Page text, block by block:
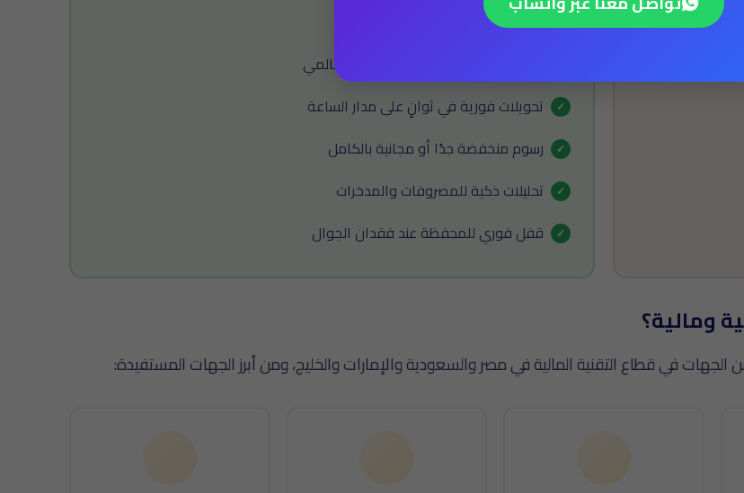
محفظتك الرقمية معنا
كل أموالك في جوالك بأمان تشفير عالمي
تحويلات فورية في ثوانٍ على مدار الساعة
رسوم منخفضة جدًا أو مجانية بالكامل
تحليلات ذكية للمصروفات والمدخرات
قفل فوري للمحفظة عند فقدان الجوال
ومالية؟
في قطاع التقنية المالية في مصر والسعودية والإمارات والخليج، ومن أبرز الجهات المستفيدة: